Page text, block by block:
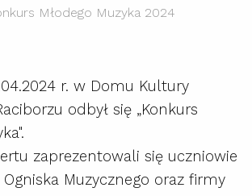
Młodego Muzyka 2024
r. w Domu Kultury
odbył się „Konkurs
zaprezentowali się uczniowie
Ogniska Muzycznego oraz firmy